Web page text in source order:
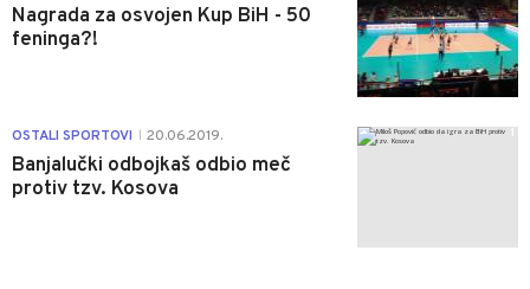
Nagrada za osvojen Kup BiH - 50
feninga?!
OSTALI SPORTOVI 20.06.2019.
Banjalučki odbojkaš odbio meč
protiv tzv. Kosova
1